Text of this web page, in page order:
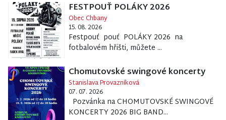
FESTPOUŤ POLÁKY 2026
Obec Chbany
15. 08. 2026
Festpouť pouť POLÁKY 2026 na
fotbalovém hřišti, můžete ...
Chomutovské swingové koncerty
Stanislava Provazníková
07. 07. 2026
Pozvánka na CHOMUTOVSKÉ SWINGOVÉ
KONCERTY 2026 BIG BAND...